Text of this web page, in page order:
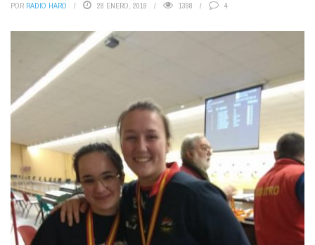
POR RADIO HARO 28 ENERO, 2019 1398 4